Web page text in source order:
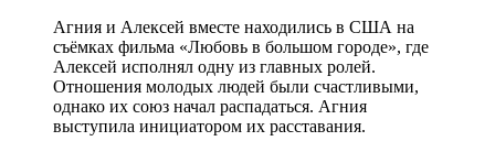
Агния и Алексей вместе находились в США на
съёмках фильма «Любовь в большом городе», где
Алексей исполнял одну из главных ролей.
Отношения молодых людей были счастливыми,
однако их союз начал распадаться. Агния
выступила инициатором их расставания.